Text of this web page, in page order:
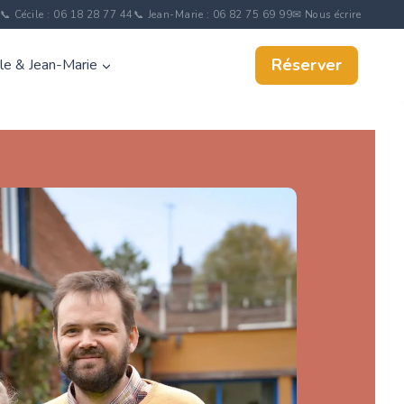
📞 Cécile : 06 18 28 77 44📞 Jean-Marie : 06 82 75 69 99✉ Nous écrire
& Jean-Marie Réserver